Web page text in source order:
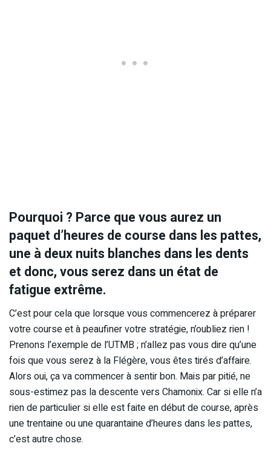
Pourquoi ? Parce que vous aurez un
paquet d’heures de course dans les pattes,
une à deux nuits blanches dans les dents
et donc, vous serez dans un état de
fatigue extrême.
C’est pour cela que lorsque vous commencerez à préparer
votre course et à peaufiner votre stratégie, n’oubliez rien !
Prenons l’exemple de l’UTMB ; n’allez pas vous dire qu’une
fois que vous serez à la Flégère, vous êtes tirés d’affaire.
Alors oui, ça va commencer à sentir bon. Mais par pitié, ne
sous-estimez pas la descente vers Chamonix. Car si elle n’a
rien de particulier si elle est faite en début de course, après
une trentaine ou une quarantaine d’heures dans les pattes,
c’est autre chose.